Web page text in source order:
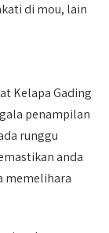
di mou, lain
Kelapa Gading
penampilan
runggu
anda
memelihara